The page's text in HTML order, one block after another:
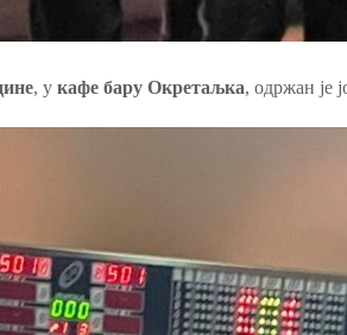
, у кафе бару Окретаљка, одржан је